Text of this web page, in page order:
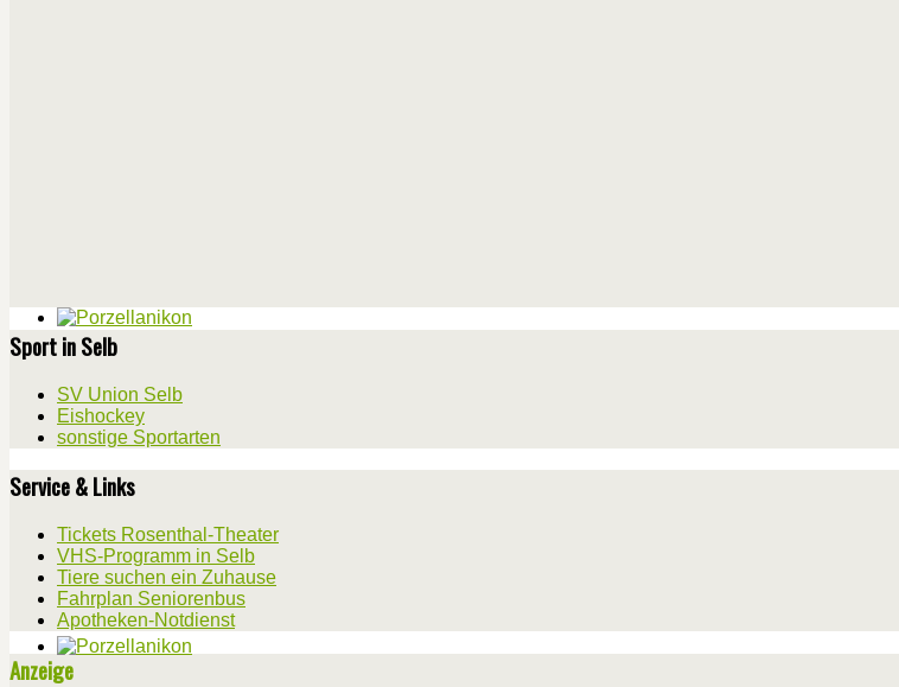
Sport in Selb
SV Union Selb
Eishockey
sonstige Sportarten
Service & Links
Tickets Rosenthal-Theater
VHS-Programm in Selb
Tiere suchen ein Zuhause
Fahrplan Seniorenbus
Apotheken-Notdienst
Anzeige